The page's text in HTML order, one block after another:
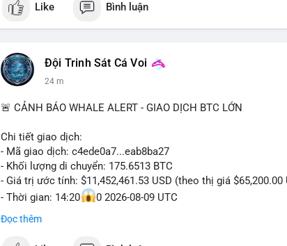
Like Bình luận
Đội Trinh Sát Cá Voi
24 m
🚨 CẢNH BÁO WHALE ALERT - GIAO DỊCH BTC LỚN
Chi tiết giao dịch:
- Mã giao dịch: c4ede0a7...eab8ba27
- Khối lượng di chuyển: 175.6513 BTC
- Giá trị ước tính: $11,452,461.53 USD (theo thị giá $65,200.00
- Thời gian: 14:20
0 2026-08-09 UTC
Nhận định phân tích:
Khối lượng 175.65 BTC trị giá hơn 11.45 triệu USD được phát
Đọc thêm